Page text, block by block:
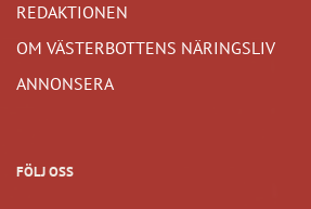
REDAKTIONEN
OM VÄSTERBOTTENS NÄRINGSLIV
ANNONSERA
FÖLJ OSS